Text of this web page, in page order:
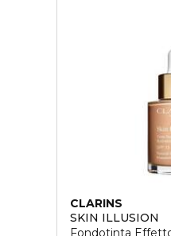
CLARINS
SKIN ILLUSION
Fondotinta